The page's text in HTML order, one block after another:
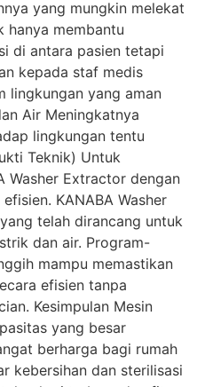
yang mungkin melekat
hanya membantu
di antara pasien tetapi
kepada staf medis
lingkungan yang aman
Air Meningkatnya
lingkungan tentu
Teknik) Untuk
Washer Extractor dengan
KANABA Washer
telah dirancang untuk
dan air. Program-
mampu memastikan
efisien tanpa
Kesimpulan Mesin
yang besar
berharga bagi rumah
kebersihan dan sterilisasi